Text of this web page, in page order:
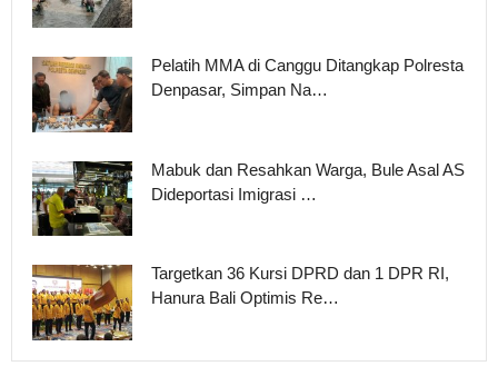
Pelatih MMA di Canggu Ditangkap Polresta
Denpasar, Simpan Na…
Mabuk dan Resahkan Warga, Bule Asal AS
Dideportasi Imigrasi …
Targetkan 36 Kursi DPRD dan 1 DPR RI,
Hanura Bali Optimis Re…